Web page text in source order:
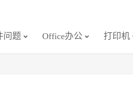
问题 Office办公 打印机